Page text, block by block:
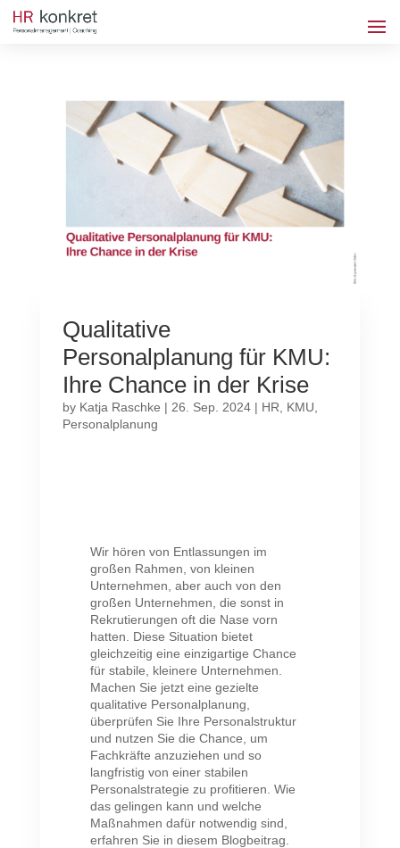
Qualitative
Personalplanung für KMU:
Ihre Chance in der Krise
by Katja Raschke | 26. Sep. 2024| HR KMU
Personalplanung
Wir hören von Entlassungen im
großen Rahmen, von kleinen
Unternehmen, aber auch von den
großen Unternehmen, die sonst in
Rekrutierungen oft die Nase vorn
hatten. Diese Situation bietet
gleichzeitig eine einzigartige Chance
für stabile, kleinere Unternehmen.
Machen Sie jetzt eine gezielte
qualitative Personalplanung,
überprüfen Sie Ihre Personalstruktur
und nutzen Sie die Chance, um
Fachkräfte anzuziehen und so
langfristig von einer stabilen
Personalstrategie zu profitieren. Wie
das gelingen kann und welche
Maßnahmen dafür notwendig sind,
erfahren Sie in diesem Blogbeitrag.